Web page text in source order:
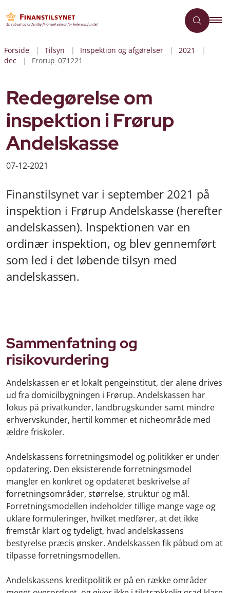
Forside Tilsyn Inspektion og afgørelser
2021
dec
Frorup_071221
Redegørelse om
inspektion i Frørup
Andelskasse
07-12-2021
Finanstilsynet var i september 2021 på
inspektion i Frørup Andelskasse (herefter
andelskassen). Inspektionen var en
ordinær inspektion, og blev gennemført
som led i det løbende tilsyn med
andelskassen.
Sammenfatning og
risikovurdering
Andelskassen er et lokalt pengeinstitut, der alene drives
ud fra domicilbygningen i Frørup. Andelskassen har
fokus på privatkunder, landbrugskunder samt mindre
erhvervskunder, hertil kommer et nicheområde med
ældre friskoler.
Andelskassens forretningsmodel og politikker er under
opdatering. Den eksisterende forretningsmodel
mangler en konkret og opdateret beskrivelse af
forretningsområder, størrelse, struktur og mål.
Forretningsmodellen indeholder tillige mange vage og
uklare formuleringer, hvilket medfører, at det ikke
fremstår klart og tydeligt, hvad andelskassens
bestyrelse præcis ønsker. Andelskassen fik påbud om at
tilpasse forretningsmodellen.
Andelskassens kreditpolitik er på en række områder